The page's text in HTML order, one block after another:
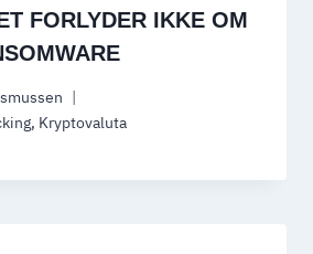
FORLYDER IKKE OM
, Kryptovaluta